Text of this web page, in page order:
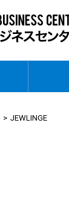
JEWLINGE